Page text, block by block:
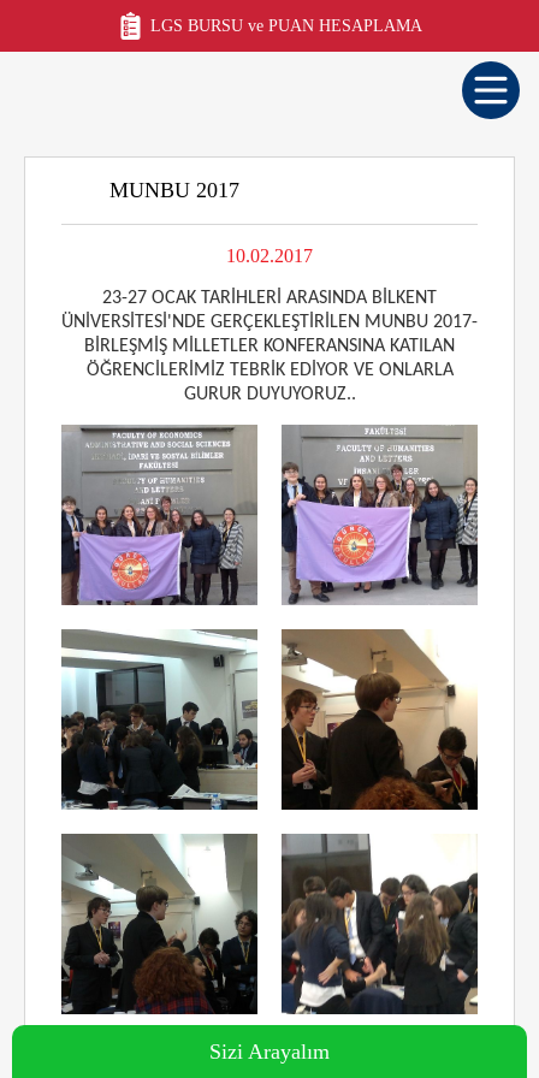
LGS BURSU ve PUAN HESAPLAMA
MUNBU 2017
10.02.2017
23-27 OCAK TARİHLERİ ARASINDA BİLKENT
ÜNİVERSİTESİ'NDE GERÇEKLEŞTİRİLEN MUNBU 2017-
BİRLEŞMİŞ MİLLETLER KONFERANSINA KATILAN
ÖĞRENCİLERİMİZ TEBRİK EDİYOR VE ONLARLA
GURUR DUYUYORUZ..
Sizi Arayalım